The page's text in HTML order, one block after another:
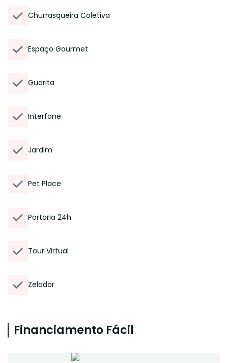
Churrasqueira Coletiva
Espaço Gourmet
Guarita
Interfone
Jardim
Pet Place
Portaria 24h
Tour Virtual
Zelador
Financiamento Fácil